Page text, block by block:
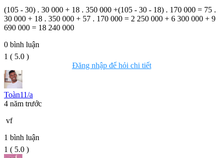
(105 - 30) . 30 000 + 18 . 350 000 +(105 - 30 - 18) . 170 000 = 75 .
30 000 + 18 . 350 000 + 57 . 170 000 = 2 250 000 + 6 300 000 + 9
690 000 = 18 240 000
0 bình luận
1 ( 5.0 )
Đăng nhập để hỏi chi tiết
Toàn11/a
4 năm trước
vf
1 bình luận
1 ( 5.0 )